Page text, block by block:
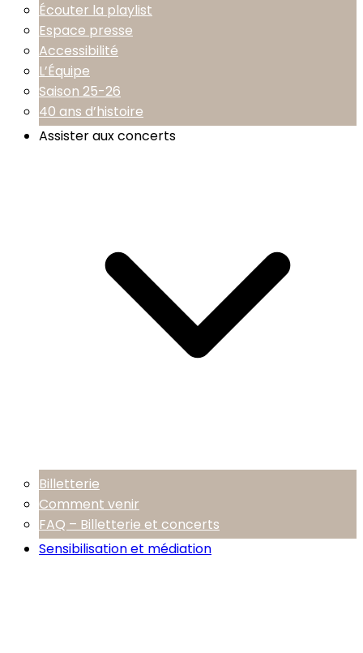
Écouter la playlist
Espace presse
Accessibilité
L’Équipe
Saison 25-26
40 ans d’histoire
Assister aux concerts
Billetterie
Comment venir
FAQ – Billetterie et concerts
Sensibilisation et médiation